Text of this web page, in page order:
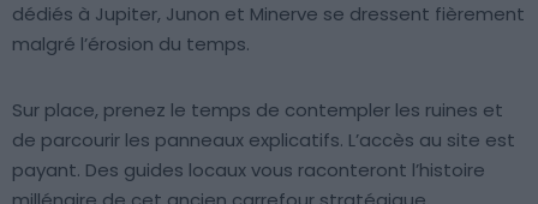
dédiés à Jupiter, Junon et Minerve se dressent fièrement
malgré l’érosion du temps.
Sur place, prenez le temps de contempler les ruines et
de parcourir les panneaux explicatifs. L’accès au site est
payant. Des guides locaux vous raconteront l’histoire